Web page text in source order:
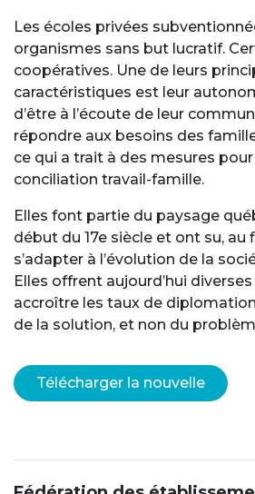
Les écoles privées
organismes sans but lucratif.
coopératives. Une de leurs
caractéristiques est leur
d’être à l’écoute de leur
répondre aux besoins des
ce qui a trait à des mesures
conciliation travail-famille.
Elles font partie du paysage
début du 17e siècle et ont su, au
s’adapter à l’évolution de la
Elles offrent aujourd’hui
accroître les taux de
de la solution, et non du
Télécharger la nouvelle